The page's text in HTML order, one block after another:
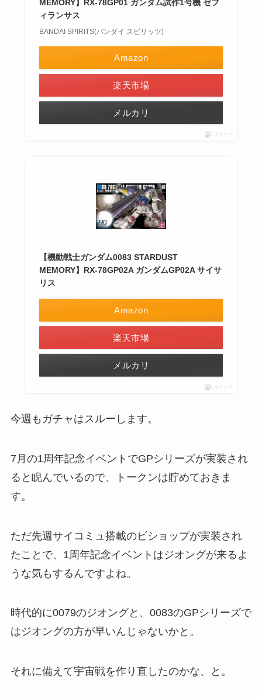
MEMORY】RX-78GP01 ガンダム試作1号機 ゼフ
ィランサス
BANDAI SPIRITS(バンダイ スピリッツ)
Amazon
楽天市場
メルカリ
ポチップ
【機動戦士ガンダム0083 STARDUST
MEMORY】RX-78GP02A ガンダムGP02A サイサ
リス
Amazon
楽天市場
メルカリ
ポチップ
今週もガチャはスルーします。
7月の1周年記念イベントでGPシリーズが実装され
ると睨んでいるので、トークンは貯めておきま
す。
ただ先週サイコミュ搭載のビショップが実装され
たことで、1周年記念イベントはジオングが来るよ
うな気もするんですよね。
時代的に0079のジオングと、0083のGPシリーズで
はジオングの方が早いんじゃないかと。
それに備えて宇宙戦を作り直したのかな、と。